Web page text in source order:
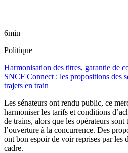
6min
Politique
Harmonisation des titres, garantie de
SNCF Connect : les propositions des
trajets en train
Les sénateurs ont rendu public, ce
harmoniser les tarifs et conditions
de trains, alors que les opérateurs
l’ouverture à la concurrence. Des
ont bon espoir de voir reprises par les
cadre.